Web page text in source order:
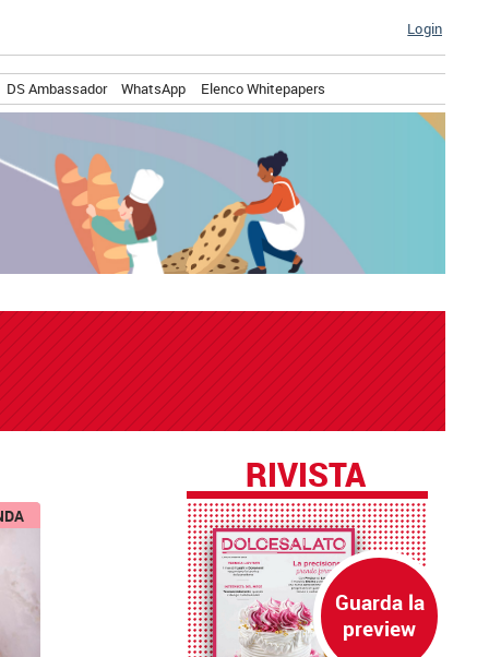
Login
DS Ambassador WhatsApp Elenco Whitepapers
RIVISTA